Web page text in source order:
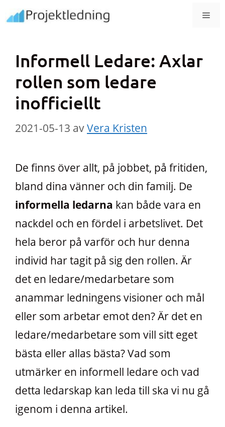
Hoppa
till
Informell Ledare: Axlar
rollen som ledare
inofficiellt
2021-05-13 avVera Kristen
De finns över allt, på jobbet, på fritiden,
bland dina vänner och din familj. De
informella ledarna kan både vara en
nackdel och en fördel i arbetslivet. Det
hela beror på varför och hur denna
individ har tagit på sig den rollen. Är
det en ledare/medarbetare som
anammar ledningens visioner och mål
eller som arbetar emot den? Är det en
ledare/medarbetare som vill sitt eget
bästa eller allas bästa? Vad som
utmärker en informell ledare och vad
detta ledarskap kan leda till ska vi nu gå
igenom i denna artikel.